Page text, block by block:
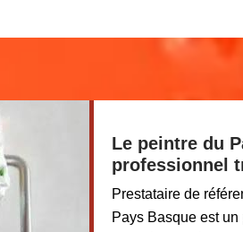
Le peintre du
professionnel
Prestataire de
Pays Basque est